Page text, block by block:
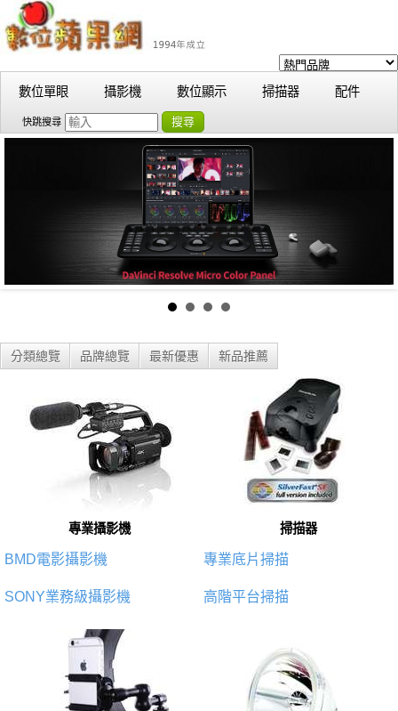
數位單眼 攝影機 數位顯示 掃描器 配件
快跳搜尋 搜尋
分類總覽 品牌總覽 最新優惠 新品推薦
專業攝影機
BMD電影攝影機
SONY業務級攝影機
掃描器
專業底片掃描
高階平台掃描